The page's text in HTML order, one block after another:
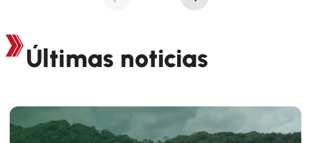
Últimas noticias